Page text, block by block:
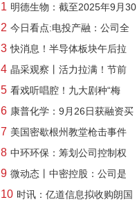
1 明德生物：截至2025年9月30
2 今日看点:电投产融：公司全
3 快消息！半导体板块午后拉
4 晶采观察丨活力拉满！节前
5 看戏听唱腔！九大剧种“梅
6 康普化学：9月26日获融资买
7 美国密歇根州教堂枪击事件
8 中环环保：筹划公司控制权
9 微动态丨中密控股：公司是
10 时讯：亿道信息拟收购朗国